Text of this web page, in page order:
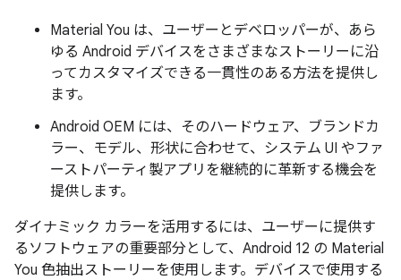
Material You は、ユーザーとデベロッパーが、あら
ゆる Android デバイスをさまざまなストーリーに沿
ってカスタマイズできる一貫性のある方法を提供し
ます。
Android OEM には、そのハードウェア、ブランドカ
ラー、モデル、形状に合わせて、システム UI やファ
ーストパーティ製アプリを継続的に革新する機会を
提供します。
ダイナミック カラーを活用するには、ユーザーに提供す
るソフトウェアの重要部分として、Android 12 の Material
You 色抽出ストーリーを使用します。デバイスで使用する